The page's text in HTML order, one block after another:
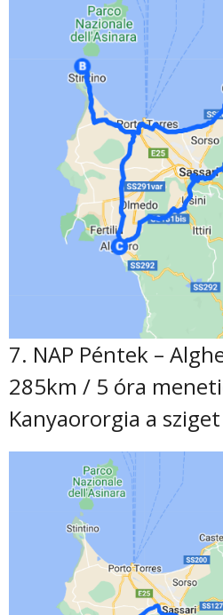
7. NAP Péntek –
285km / 5 óra
Kanyaororgia a